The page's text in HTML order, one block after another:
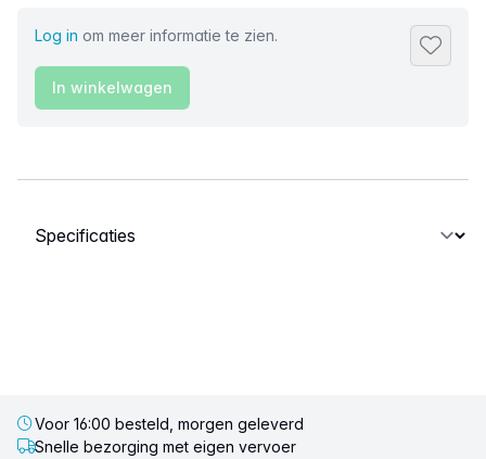
Log in om meer informatie te zien.
In winkelwagen
Selecteer een tabblad
Voor 16:00 besteld, morgen geleverd
Snelle bezorging met eigen vervoer